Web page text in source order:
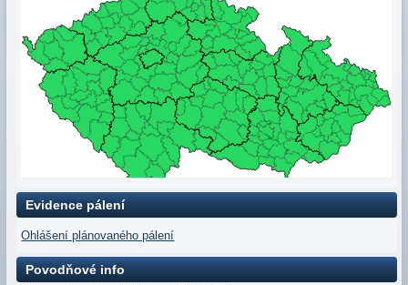
Evidence pálení
Ohlášení plánovaného pálení
Povodňové info